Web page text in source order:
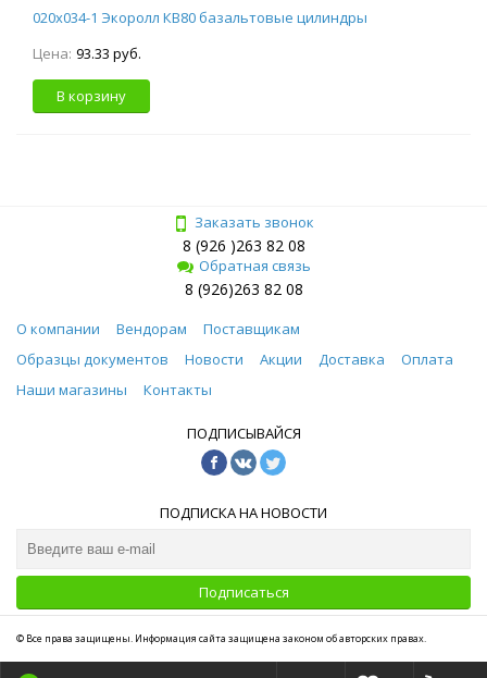
020х034-1 Экоролл КВ80 базальтовые цилиндры
Цена: 93.33 руб.
В корзину
Заказать звонок
8 (926 )263 82 08
Обратная связь
8 (926)263 82 08
О компании Вендорам
Поставщикам
Образцы документов
Новости Акции Доставка
Оплата
Наши магазины
Контакты
ПОДПИСЫВАЙСЯ
ПОДПИСКА НА НОВОСТИ
Подписаться
© Все права защищены. Информация сайта защищена законом об авторских правах.